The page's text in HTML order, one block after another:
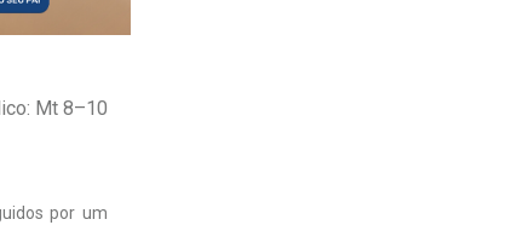
Mt 8–10
por um